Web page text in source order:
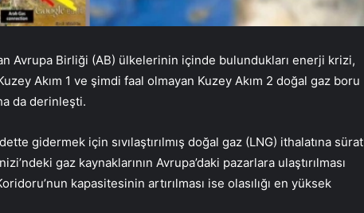
Avrupa Birliği (AB) ülkelerinin içinde bulundukları enerji krizi,
Akım 1 ve şimdi faal olmayan Kuzey Akım 2 doğal gaz boru
da derinleşti.
gidermek için sıvılaştırılmış doğal gaz (LNG) ithalatına sürat
gaz kaynaklarının Avrupa’daki pazarlara ulaştırılması
kapasitesinin artırılması ise olasılığı en yüksek